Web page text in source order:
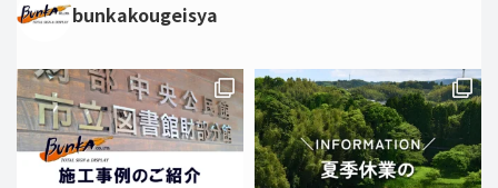
bunkakougeisya